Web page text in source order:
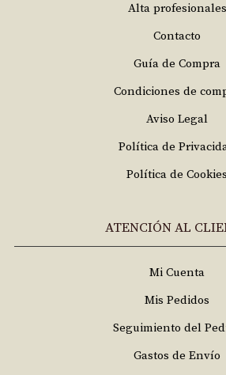
Alta profesionales
Contacto
Guía de Compra
Condiciones de
Aviso Legal
Política de
Política de Cookies
ATENCIÓN AL
Mi Cuenta
Mis Pedidos
Seguimiento del
Gastos de Envío